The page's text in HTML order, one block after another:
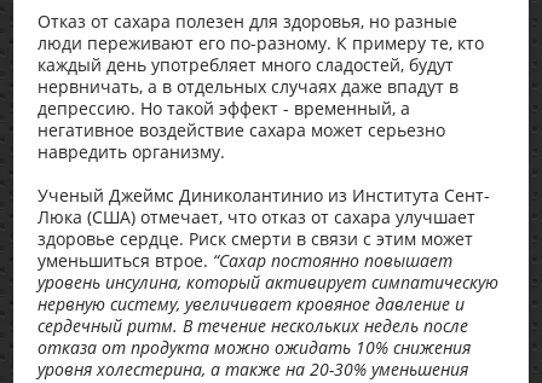
Отказ от сахара полезен для здоровья, но разные
люди переживают его по-разному. К примеру те, кто
каждый день употребляет много сладостей, будут
нервничать, а в отдельных случаях даже впадут в
депрессию. Но такой эффект - временный, а
негативное воздействие сахара может серьезно
навредить организму.
Ученый Джеймс Диниколантинио из Института Сент-
Люка (США) отмечает, что отказ от сахара улучшает
здоровье сердце. Риск смерти в связи с этим может
уменьшиться втрое. “Сахар постоянно повышает
уровень инсулина, который активирует симпатическую
нервную систему, увеличивает кровяное давление и
сердечный ритм. В течение нескольких недель после
отказа от продукта можно ожидать 10% снижения
уровня холестерина, а также на 20-30% уменьшения